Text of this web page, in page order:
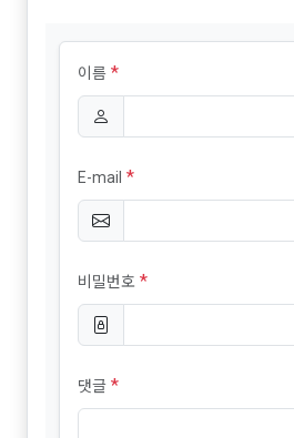
이름 *
E-mail *
비밀번호 *
댓글 *